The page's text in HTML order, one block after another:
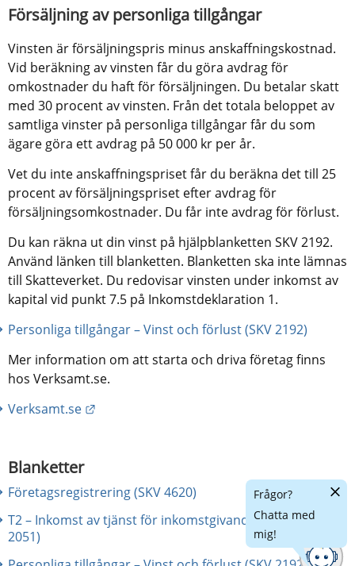
Försäljning av personliga tillgångar
Vinsten är försäljningspris minus anskaffningskostnad.
Vid beräkning av vinsten får du göra avdrag för
omkostnader du haft för försäljningen. Du betalar skatt
med 30 procent av vinsten. Från det totala beloppet av
samtliga vinster på personliga tillgångar får du som
ägare göra ett avdrag på 50 000 kr per år.
Vet du inte anskaffningspriset får du beräkna det till 25
procent av försäljningspriset efter avdrag för
försäljningsomkostnader. Du får inte avdrag för förlust.
Du kan räkna ut din vinst på hjälpblanketten SKV 2192.
Använd länken till blanketten. Blanketten ska inte lämnas
till Skatteverket. Du redovisar vinsten under inkomst av
kapital vid punkt 7.5 på Inkomstdeklaration 1.
Personliga tillgångar – Vinst och förlust (SKV 2192)
Mer information om att starta och driva företag finns
hos Verksamt.se.
Verksamt.se
Blanketter
Företagsregistrering (SKV 4620)
T2 – Inkomst av tjänst för inkomstgivande hobby (SKV
2051)
Frågor?
Chatta med
mig!
Dölj